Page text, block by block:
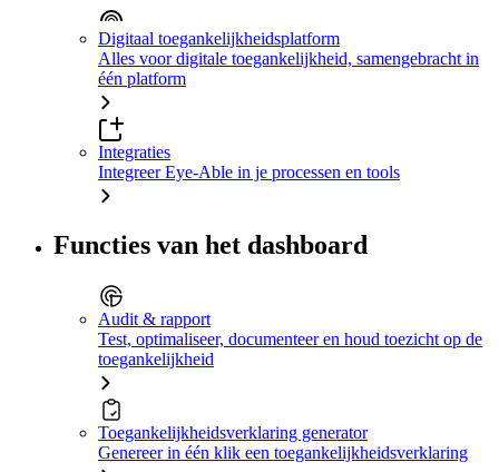
Digitaal toegankelijkheidsplatform
Alles voor digitale toegankelijkheid, samengebracht in
één platform
Integraties
Integreer Eye-Able in je processen en tools
Functies van het dashboard
Audit & rapport
Test, optimaliseer, documenteer en houd toezicht op de
toegankelijkheid
Toegankelijkheidsverklaring generator
Genereer in één klik een toegankelijkheidsverklaring